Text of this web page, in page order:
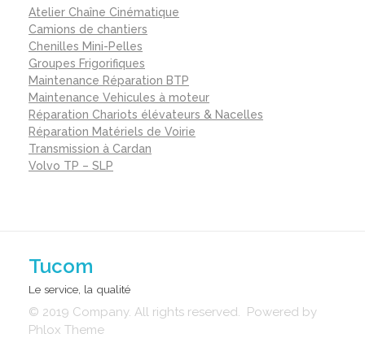
Atelier Chaîne Cinématique
Camions de chantiers
Chenilles Mini-Pelles
Groupes Frigorifiques
Maintenance Réparation BTP
Maintenance Vehicules à moteur
Réparation Chariots élévateurs & Nacelles
Réparation Matériels de Voirie
Transmission à Cardan
Volvo TP – SLP
Tucom
Le service, la qualité
© 2019 Company. All rights reserved. Powered by
Phlox Theme